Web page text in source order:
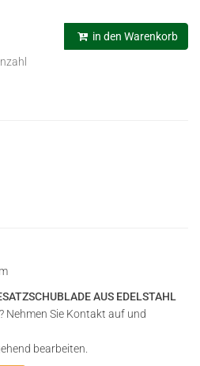
in den Warenkorb
AUS EDELSTAHL
Nehmen Sie Kontakt auf und
bearbeiten.